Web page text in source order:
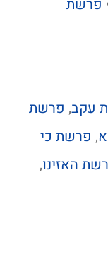
פרשת
עקב, פרשת
, פרשת כי
האזינו,